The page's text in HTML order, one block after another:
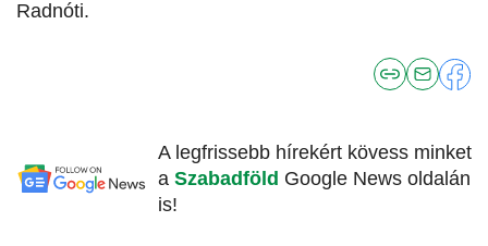
Radnóti.
A legfrissebb hírekért kövess minket
a Szabadföld Google News oldalán
is!